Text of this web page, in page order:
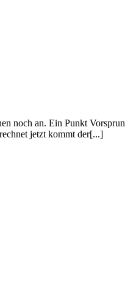
noch an. Ein Punkt
jetzt kommt der[...]